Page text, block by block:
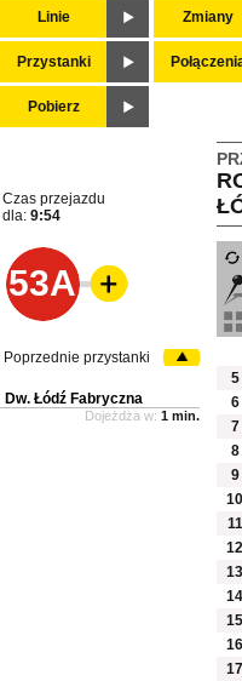
Linie Zmiany
Przystanki
Pobierz
Czas przejazdu
dla: 9:54
53A
5
6
7
8
9
10
11
12
13
14
15
16
17
Poprzednie przystanki
Dw. Łódź Fabryczna
Dojeżdża w: 1 min.